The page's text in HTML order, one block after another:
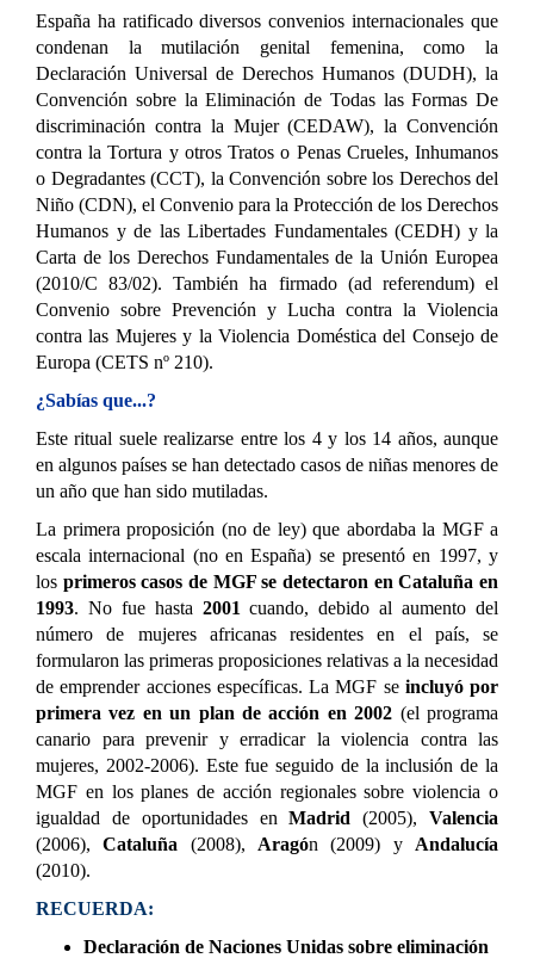
España ha ratificado diversos convenios internacionales que
condenan la mutilación genital femenina, como la
Declaración Universal de Derechos Humanos (DUDH), la
Convención sobre la Eliminación de Todas las Formas De
discriminación contra la Mujer (CEDAW), la Convención
contra la Tortura y otros Tratos o Penas Crueles, Inhumanos
o Degradantes (CCT), la Convención sobre los Derechos del
Niño (CDN), el Convenio para la Protección de los Derechos
Humanos y de las Libertades Fundamentales (CEDH) y la
Carta de los Derechos Fundamentales de la Unión Europea
(2010/C 83/02). También ha firmado (ad referendum) el
Convenio sobre Prevención y Lucha contra la Violencia
contra las Mujeres y la Violencia Doméstica del Consejo de
Europa (CETS nº 210).
¿Sabías que...?
Este ritual suele realizarse entre los 4 y los 14 años, aunque
en algunos países se han detectado casos de niñas menores de
un año que han sido mutiladas.
La primera proposición (no de ley) que abordaba la MGF a
escala internacional (no en España) se presentó en 1997, y
los primeros casos de MGF se detectaron en Cataluña en
1993. No fue hasta 2001 cuando, debido al aumento del
número de mujeres africanas residentes en el país, se
formularon las primeras proposiciones relativas a la necesidad
de emprender acciones específicas. La MGF se incluyó por
primera vez en un plan de acción en 2002 (el programa
canario para prevenir y erradicar la violencia contra las
mujeres, 2002-2006). Este fue seguido de la inclusión de la
MGF en los planes de acción regionales sobre violencia o
igualdad de oportunidades enMadrid (2005),Valencia
(2006),Cataluña (2008), Aragón (2009) y Andalucía
(2010).
RECUERDA:
Declaración de Naciones Unidas sobre eliminación